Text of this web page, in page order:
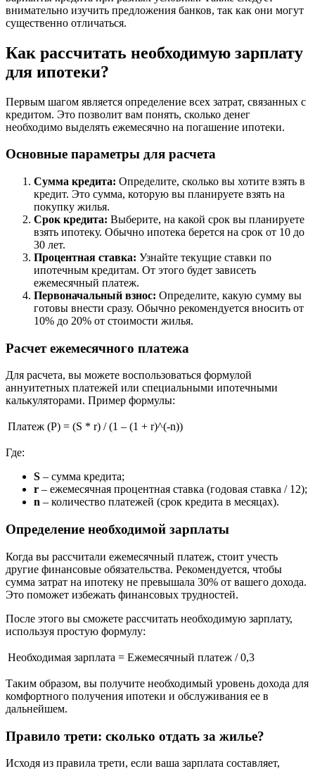
внимательно изучить предложения банков, так как они могут
существенно отличаться.
Как рассчитать необходимую зарплату
для ипотеки?
Первым шагом является определение всех затрат, связанных с
кредитом. Это позволит вам понять, сколько денег
необходимо выделять ежемесячно на погашение ипотеки.
Основные параметры для расчета
Сумма кредита: Определите, сколько вы хотите взять в
кредит. Это сумма, которую вы планируете взять на
покупку жилья.
Срок кредита: Выберите, на какой срок вы планируете
взять ипотеку. Обычно ипотека берется на срок от 10 до
30 лет.
Процентная ставка: Узнайте текущие ставки по
ипотечным кредитам. От этого будет зависеть
ежемесячный платеж.
Первоначальный взнос: Определите, какую сумму вы
готовы внести сразу. Обычно рекомендуется вносить от
10% до 20% от стоимости жилья.
Расчет ежемесячного платежа
Для расчета, вы можете воспользоваться формулой
аннуитетных платежей или специальными ипотечными
калькуляторами. Пример формулы:
Платеж (P) = (S * r) / (1 – (1 + r)^(-n))
Где:
S – сумма кредита;
r – ежемесячная процентная ставка (годовая ставка / 12);
n – количество платежей (срок кредита в месяцах).
Определение необходимой зарплаты
Когда вы рассчитали ежемесячный платеж, стоит учесть
другие финансовые обязательства. Рекомендуется, чтобы
сумма затрат на ипотеку не превышала 30% от вашего дохода.
Это поможет избежать финансовых трудностей.
После этого вы сможете рассчитать необходимую зарплату,
используя простую формулу:
Необходимая зарплата = Ежемесячный платеж / 0,3
Таким образом, вы получите необходимый уровень дохода для
комфортного получения ипотеки и обслуживания ее в
дальнейшем.
Правило трети: сколько отдать за жилье?
Исходя из правила трети, если ваша зарплата составляет,